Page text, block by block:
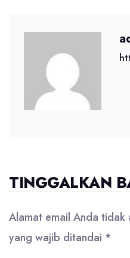
TINGGALKAN
Alamat email Anda tidak
yang wajib ditandai *